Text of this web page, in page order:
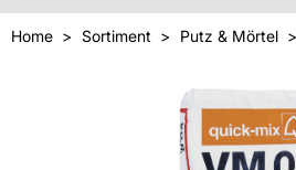
Technische Daten & Merkblätter
Kunden kauften auch
Unsere Kemmler-Marke
Home Sortiment Putz & Mörtel